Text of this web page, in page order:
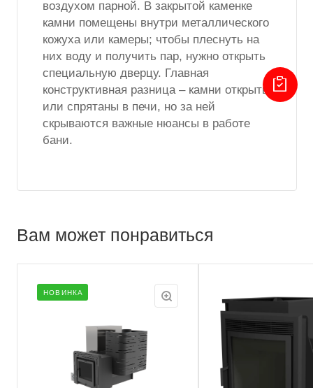
воздухом парной. В закрытой каменке
камни помещены внутри металлического
кожуха или камеры; чтобы плеснуть на
них воду и получить пар, нужно открыть
специальную дверцу. Главная
конструктивная разница – камни открыты
или спрятаны в печи, но за ней
скрываются важные нюансы в работе
бани.
Вам может понравиться
НОВИНКА